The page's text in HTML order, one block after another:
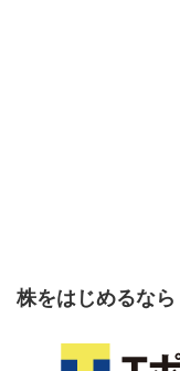
株をはじめるなら